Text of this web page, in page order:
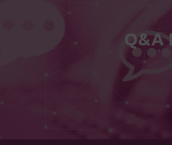
Q&A